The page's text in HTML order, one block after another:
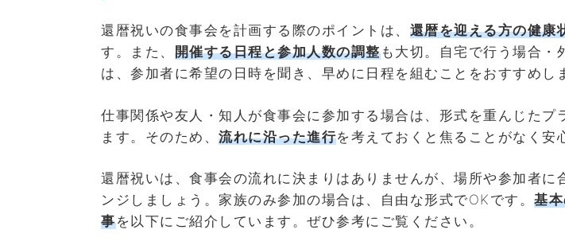
還暦祝いの食事会を計画する際のポイントは、 還暦を迎える方の健康
す。また、 開催する日程と参加人数の調整も大切。自宅で行う場合・
は、参加者に希望の日時を聞き、早めに日程を組むことをおすすめし
仕事関係や友人・知人が食事会に参加する場合は、形式を重んじたプ
ます。そのため、 流れに沿った進行を考えておくと焦ることがなく安
還暦祝いは、食事会の流れに決まりはありませんが、場所や参加者に
ンジしましょう。家族のみ参加の場合は、自由な形式でOKです。 基
事を以下にご紹介しています。ぜひ参考にご覧ください。